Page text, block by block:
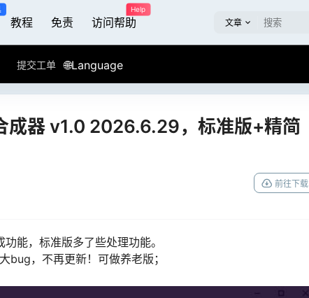
教程 免责 访问帮助
Help
文章
提交工单 🌐Language
成器 v1.0 2026.6.29，标准版+精简
前往下载
能，标准版多了些处理功能。
bug，不再更新！可做养老版；